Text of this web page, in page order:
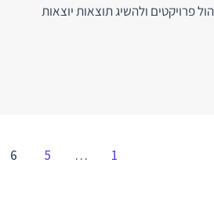
פרויקטים ולהשיג תוצאות יוצאות
1
…
5
6